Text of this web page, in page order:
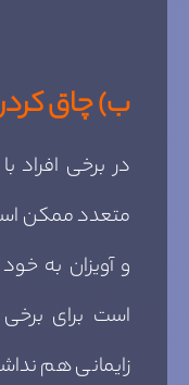
ب) چاق
در برخی افراد
متعدد ممکن
و آویزان به
است برای
زایمانی هم